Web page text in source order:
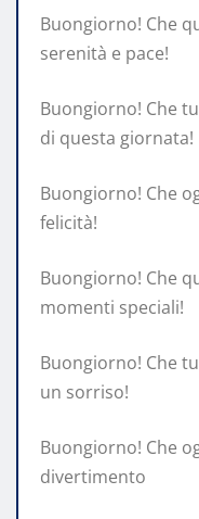
Buongiorno! Che
serenità e pace!
Buongiorno! Che
di questa giornata!
Buongiorno! Che
felicità!
Buongiorno! Che
momenti speciali!
Buongiorno! Che
un sorriso!
Buongiorno! Che
divertimento